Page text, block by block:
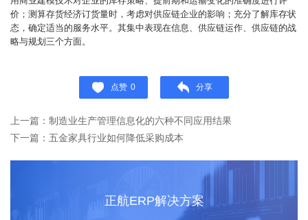
价；测算存货经济订货量时，考虑对供应链企业的影响；充分了解库存状
态，确定适当的服务水平。其集中表现在信息、供应链运作、供应链的战
略与规划三个方面。
点赞 0 分享
上一篇：制造业生产管理信息化的六种不同应用结果
下一篇：五金家具行业如何降低采购成本
正航ERP解决方案